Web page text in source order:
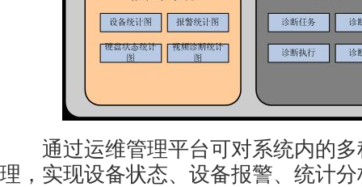
通过运维管理平台可对系统内的多
理，实现设备状态、设备报警、统计